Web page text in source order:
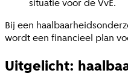
Bij een
wordt een financieel plan
Uitgelicht: